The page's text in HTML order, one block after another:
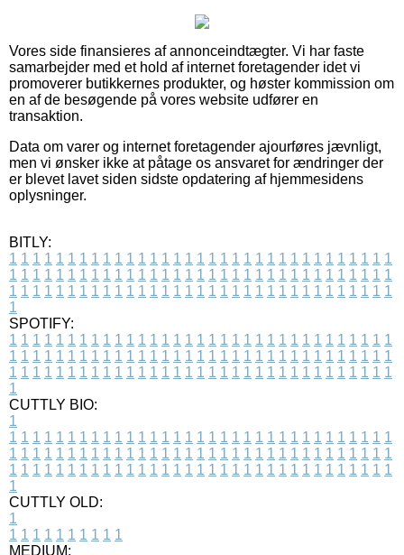
Vores side finansieres af annonceindtægter. Vi har faste
samarbejder med et hold af internet foretagender idet vi
promoverer butikkernes produkter, og høster kommission om
en af de besøgende på vores website udfører en
transaktion.
Data om varer og internet foretagender ajourføres jævnligt,
men vi ønsker ikke at påtage os ansvaret for ændringer der
er blevet lavet siden sidste opdatering af hjemmesidens
oplysninger.
BITLY:
1 1 1 1 1 1 1 1 1 1 1 1 1 1 1 1 1 1 1 1 1 1 1 1 1 1 1 1 1 1 1 1 1
1 1 1 1 1 1 1 1 1 1 1 1 1 1 1 1 1 1 1 1 1 1 1 1 1 1 1 1 1 1 1 1 1
1 1 1 1 1 1 1 1 1 1 1 1 1 1 1 1 1 1 1 1 1 1 1 1 1 1 1 1 1 1 1 1 1
1
SPOTIFY:
1 1 1 1 1 1 1 1 1 1 1 1 1 1 1 1 1 1 1 1 1 1 1 1 1 1 1 1 1 1 1 1 1
1 1 1 1 1 1 1 1 1 1 1 1 1 1 1 1 1 1 1 1 1 1 1 1 1 1 1 1 1 1 1 1 1
1 1 1 1 1 1 1 1 1 1 1 1 1 1 1 1 1 1 1 1 1 1 1 1 1 1 1 1 1 1 1 1 1
1
CUTTLY BIO:
1
1 1 1 1 1 1 1 1 1 1 1 1 1 1 1 1 1 1 1 1 1 1 1 1 1 1 1 1 1 1 1 1 1
1 1 1 1 1 1 1 1 1 1 1 1 1 1 1 1 1 1 1 1 1 1 1 1 1 1 1 1 1 1 1 1 1
1 1 1 1 1 1 1 1 1 1 1 1 1 1 1 1 1 1 1 1 1 1 1 1 1 1 1 1 1 1 1 1 1
1
CUTTLY OLD:
1
1 1 1 1 1 1 1 1 1 1
MEDIUM: